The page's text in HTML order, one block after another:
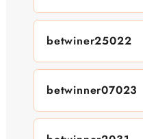
betwiner25022
betwinner07023